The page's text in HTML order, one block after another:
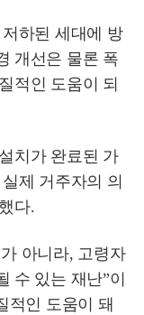
하된 세대에 방
개선은 물론 폭
적인 도움이 되
치가 완료된 가
제 거주자의 의
다.
아니라, 고령자
수 있는 재난”이
적인 도움이 돼